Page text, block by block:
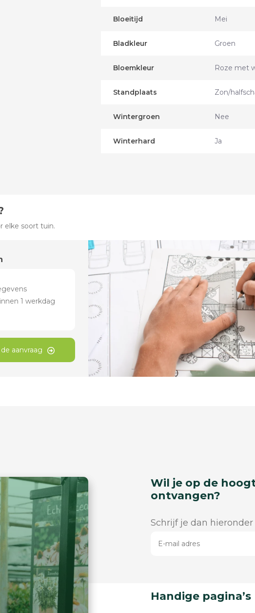
Bloeitijd Mei
Bladkleur Groen
Bloemkleur Roze met
Standplaats Zon/
Wintergroen Nee
Winterhard Ja
elke soort tuin.
aanvraag
Wil je op de
ontvangen?
Schrijf je dan hieronder
Handige pagina’s